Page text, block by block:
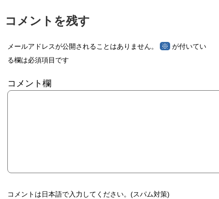
コメントを残す
メールアドレスが公開されることはありません。 ※ が付いてい
る欄は必須項目です
コメント欄
コメントは日本語で入力してください。(スパム対策)